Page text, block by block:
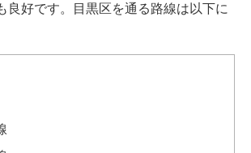
良好です。目黒区を通る路線は以下に